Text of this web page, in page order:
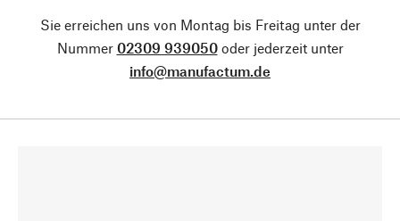
Sie erreichen uns von Montag bis Freitag unter der
Nummer 02309 939050oder jederzeit unter
info@manufactum.de